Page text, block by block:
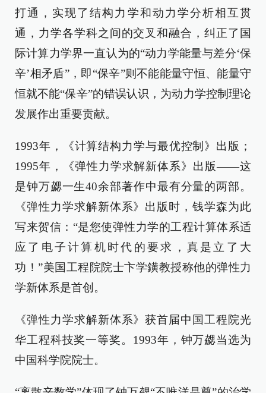
打通，实现了结构力学和动力学分析相互贯
通，力学各学科之间的交叉和融合，纠正了国
际计算力学界一直认为的“动力学能量与差分‘保
辛’相矛盾”，即“保辛”则不能能量守恒、能量守
恒就不能“保辛”的错误认识，为动力学控制理论
发展作出重要贡献。
1993年，《计算结构力学与最优控制》出版；
1995年，《弹性力学求解新体系》出版——这
是钟万勰一生40余部著作中最有分量的两部。
《弹性力学求解新体系》出版时，钱学森为此
写来贺信：“是您使弹性力学的工程计算体系适
应了电子计算机时代的要求，真是立了大
功！”美国工程院院士卞学鐄教授称他的弹性力
学新体系是首创。
《弹性力学求解新体系》获首届中国工程院光
华工程科技奖一等奖。1993年，钟万勰当选为
中国科学院院士。